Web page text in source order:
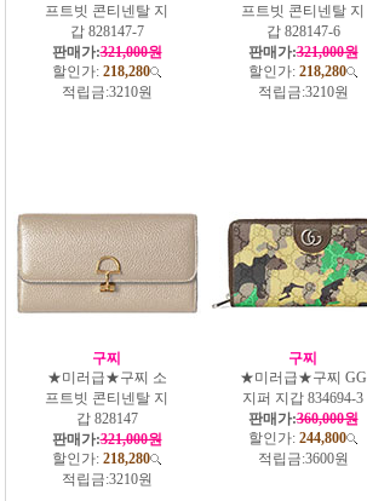
프트빗 콘티넨탈 지
갑 828147-7
판매가:321,000원
할인가: 218,280
적립금:3210원
프트빗 콘티넨탈 지
갑 828147-6
판매가:321,000원
할인가: 218,280
적립금:3210원
구찌
★미러급★구찌 소
프트빗 콘티넨탈 지
갑 828147
판매가:321,000원
할인가: 218,280
적립금:3210원
구찌
★미러급★구찌 GG
지퍼 지갑 834694-3
판매가:360,000원
할인가: 244,800
적립금:3600원